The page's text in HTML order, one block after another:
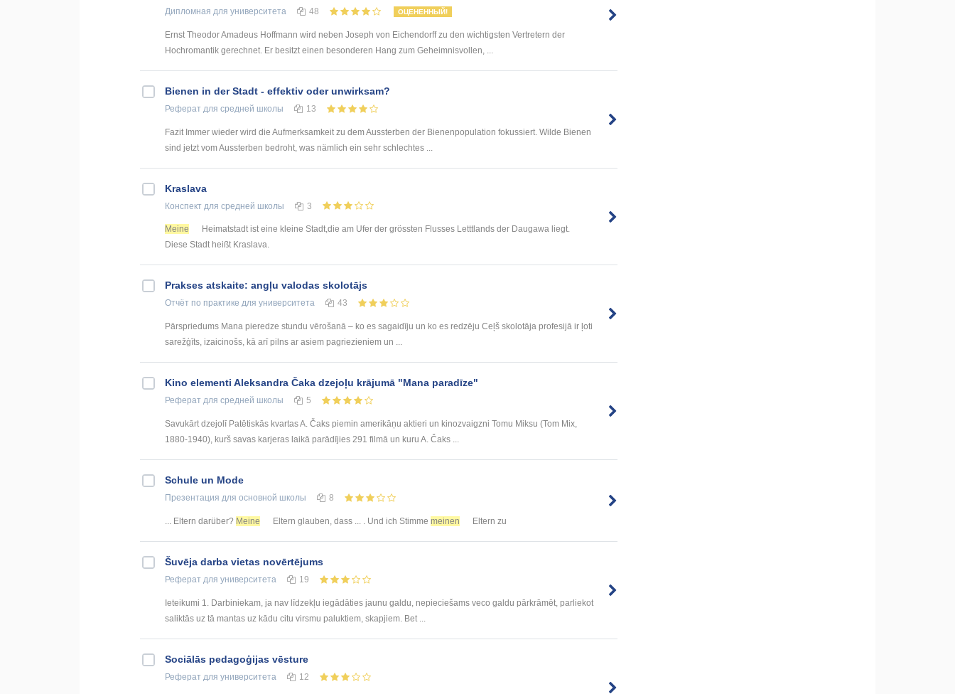
Дипломная для университета 48 ОЦЕНЕННЫЙ!
Ernst Theodor Amadeus Hoffmann wird neben Joseph von Eichendorff zu den wichtigsten Vertretern der
Hochromantik gerechnet. Er besitzt einen besonderen Hang zum Geheimnisvollen, ...
Bienen in der Stadt - effektiv oder unwirksam?
Реферат для средней школы 13
Fazit Immer wieder wird die Aufmerksamkeit zu dem Aussterben der Bienenpopulation fokussiert. Wilde Bienen
sind jetzt vom Aussterben bedroht, was nämlich ein sehr schlechtes ...
Kraslava
Конспект для средней школы 3
Meine
Heimatstadt ist eine kleine Stadt,die am Ufer der grössten Flusses Letttlands der Daugawa liegt.
Diese Stadt heißt Kraslava.
Prakses atskaite: angļu valodas skolotājs
Отчёт по практике для университета 43
Pārspriedums Mana pieredze stundu vērošanā – ko es sagaidīju un ko es redzēju Ceļš skolotāja profesijā ir ļoti
sarežģīts, izaicinošs, kā arī pilns ar asiem pagriezieniem un ...
Kino elementi Aleksandra Čaka dzejoļu krājumā "Mana paradīze"
Реферат для средней школы 5
Savukārt dzejolī Patētiskās kvartas A. Čaks piemin amerikāņu aktieri un kinozvaigzni Tomu Miksu (Tom Mix,
1880-1940), kurš savas karjeras laikā parādījies 291 filmā un kuru A. Čaks ...
Schule un Mode
Презентация для основной школы 8
... Eltern darüber? Meine Eltern glauben, dass ... . Und ich Stimme meinen Eltern zu
Šuvēja darba vietas novērtējums
Реферат для университета 19
Ieteikumi 1. Darbiniekam, ja nav līdzekļu iegādāties jaunu galdu, nepieciešams veco galdu pārkrāmēt, parliekot
saliktās uz tā mantas uz kādu citu virsmu paluktiem, skapjiem. Bet ...
Sociālās pedagoģijas vēsture
Реферат для университета 12